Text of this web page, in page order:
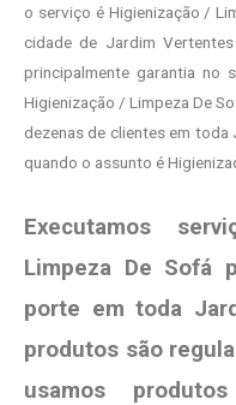
o serviço é Higienização /
cidade de Jardim
principalmente garantia no
Higienização / Limpeza De
dezenas de clientes em toda
quando o assunto é
Executamos
Limpeza De Sofá
porte em toda
produtos são
usamos